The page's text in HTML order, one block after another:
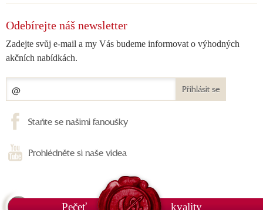
Odebírejte náš newsletter
Zadejte svůj e-mail a my Vás budeme informovat o výhodných
akčních nabídkách.
Přihlásit se
Staňte se našimi fanoušky
Prohlédněte si naše videa
Pečeť kvality